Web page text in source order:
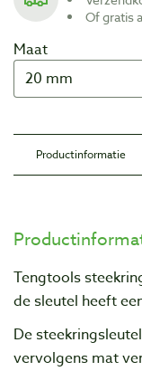
Of gratis
Maat
Productinformatie
Tengtools
de sleutel heeft
De
vervolgens mat